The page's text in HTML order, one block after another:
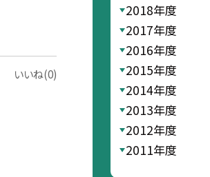
いいね(0)
2018年度
2017年度
2016年度
2015年度
2014年度
2013年度
2012年度
2011年度